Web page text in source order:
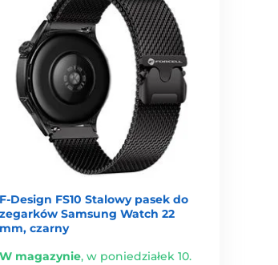
F-Design FS10 Stalowy pasek do
zegarków Samsung Watch 22
mm, czarny
W magazynie,w poniedziałek 10.